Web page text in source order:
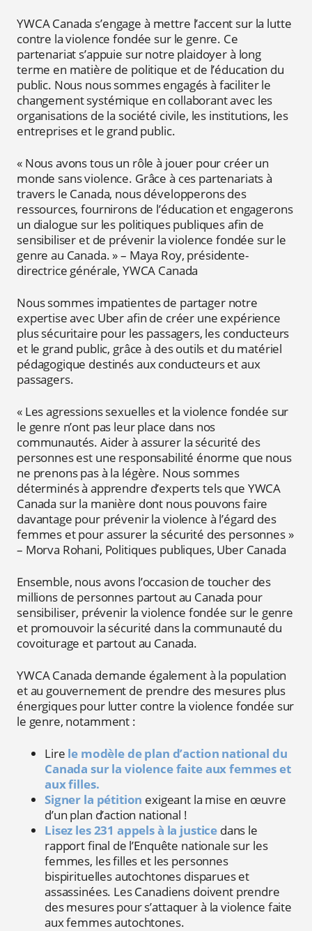
YWCA Canada s’engage à mettre l’accent sur la lutte
contre la violence fondée sur le genre. Ce
partenariat s’appuie sur notre plaidoyer à long
terme en matière de politique et de l’éducation du
public. Nous nous sommes engagés à faciliter le
changement systémique en collaborant avec les
organisations de la société civile, les institutions, les
entreprises et le grand public.
« Nous avons tous un rôle à jouer pour créer un
monde sans violence. Grâce à ces partenariats à
travers le Canada, nous développerons des
ressources, fournirons de l’éducation et engagerons
un dialogue sur les politiques publiques afin de
sensibiliser et de prévenir la violence fondée sur le
genre au Canada. » – Maya Roy, présidente-
directrice générale, YWCA Canada
Nous sommes impatientes de partager notre
expertise avec Uber afin de créer une expérience
plus sécuritaire pour les passagers, les conducteurs
et le grand public, grâce à des outils et du matériel
pédagogique destinés aux conducteurs et aux
passagers.
« Les agressions sexuelles et la violence fondée sur
le genre n’ont pas leur place dans nos
communautés. Aider à assurer la sécurité des
personnes est une responsabilité énorme que nous
ne prenons pas à la légère. Nous sommes
déterminés à apprendre d’experts tels que YWCA
Canada sur la manière dont nous pouvons faire
davantage pour prévenir la violence à l’égard des
femmes et pour assurer la sécurité des personnes »
– Morva Rohani, Politiques publiques, Uber Canada
Ensemble, nous avons l’occasion de toucher des
millions de personnes partout au Canada pour
sensibiliser, prévenir la violence fondée sur le genre
et promouvoir la sécurité dans la communauté du
covoiturage et partout au Canada.
YWCA Canada demande également à la population
et au gouvernement de prendre des mesures plus
énergiques pour lutter contre la violence fondée sur
le genre, notamment :
Lire le modèle de plan d’action national du
Canada sur la violence faite aux femmes et
aux filles.
Signer la pétition exigeant la mise en œuvre
d’un plan d’action national !
Lisez les 231 appels à la justice dans le
rapport final de l’Enquête nationale sur les
femmes, les filles et les personnes
bispirituelles autochtones disparues et
assassinées. Les Canadiens doivent prendre
des mesures pour s’attaquer à la violence faite
aux femmes autochtones.